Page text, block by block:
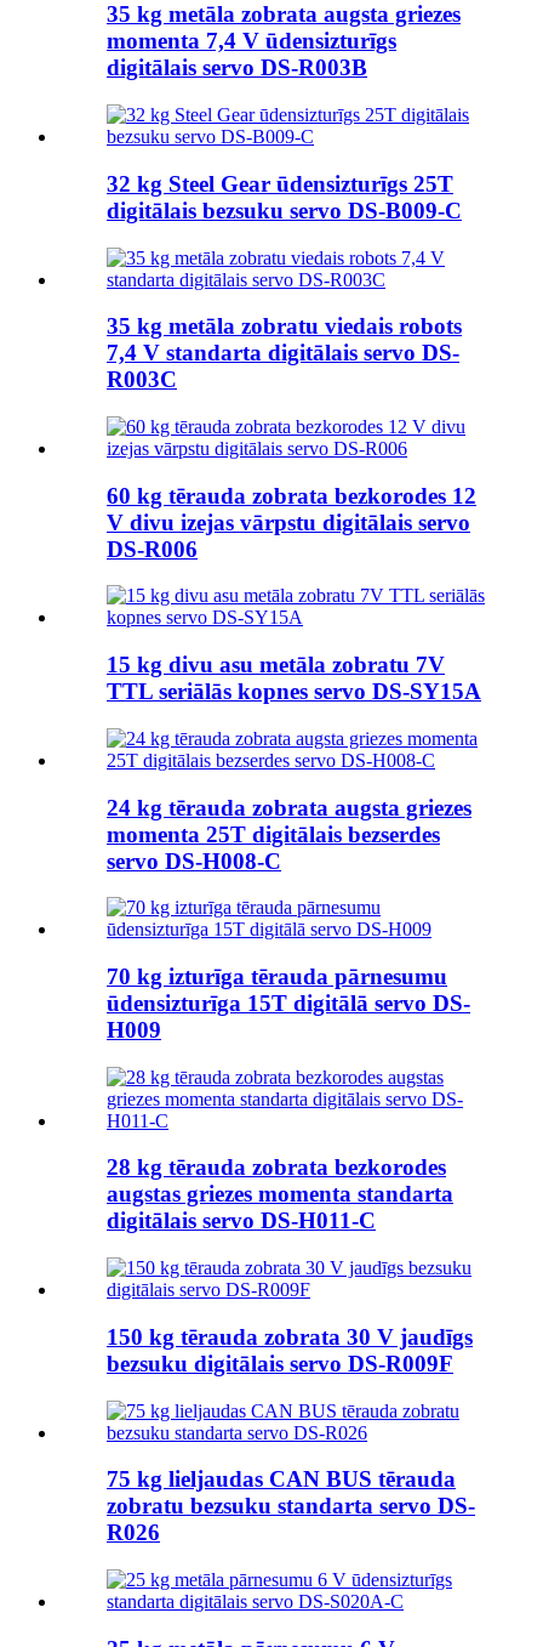
35 kg metāla zobrata augsta griezes
momenta 7,4 V ūdensizturīgs
digitālais servo DS-R003B
32 kg Steel Gear ūdensizturīgs 25T
digitālais bezsuku servo DS-B009-C
35 kg metāla zobratu viedais robots
7,4 V standarta digitālais servo DS-
R003C
60 kg tērauda zobrata bezkorodes 12
V divu izejas vārpstu digitālais servo
DS-R006
15 kg divu asu metāla zobratu 7V
TTL seriālās kopnes servo DS-SY15A
24 kg tērauda zobrata augsta griezes
momenta 25T digitālais bezserdes
servo DS-H008-C
70 kg izturīga tērauda pārnesumu
ūdensizturīga 15T digitālā servo DS-
H009
28 kg tērauda zobrata bezkorodes
augstas griezes momenta standarta
digitālais servo DS-H011-C
150 kg tērauda zobrata 30 V jaudīgs
bezsuku digitālais servo DS-R009F
75 kg lieljaudas CAN BUS tērauda
zobratu bezsuku standarta servo DS-
R026